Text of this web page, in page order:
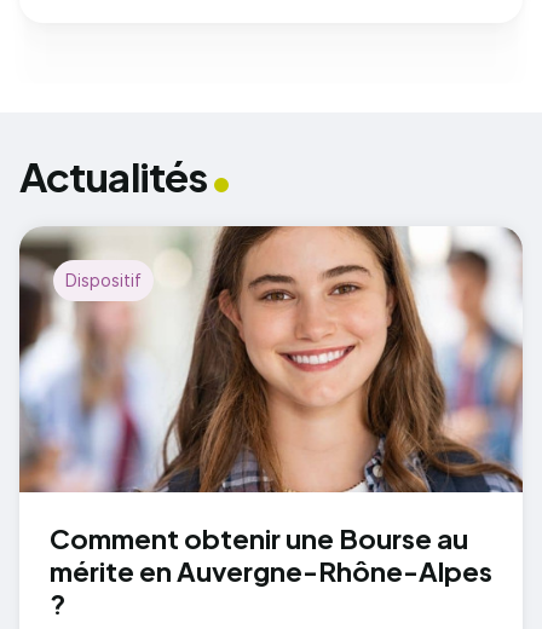
Actualités
Comment obtenir une Bourse au
mérite en Auvergne-Rhône-Alpes
?
Dispositif